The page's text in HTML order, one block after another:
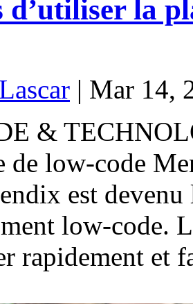
d’utiliser la
| Mar 14,
&
de low-code
est
low-code.
rapidement et